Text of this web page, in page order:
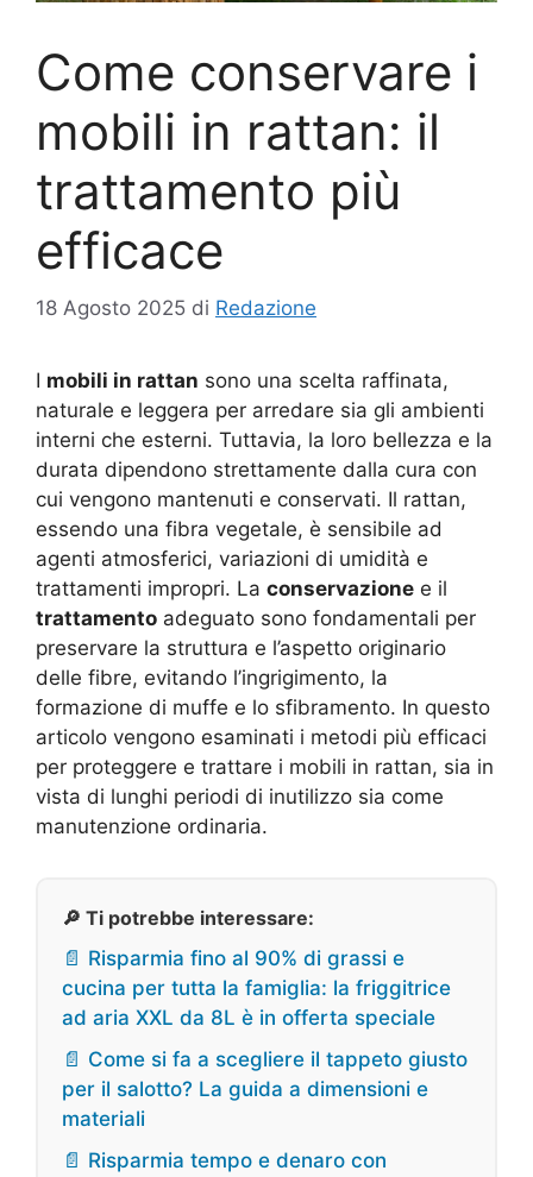
Come conservare i
mobili in rattan: il
trattamento più
efficace
18 Agosto 2025 di Redazione
I mobili in rattan sono una scelta raffinata,
naturale e leggera per arredare sia gli ambienti
interni che esterni. Tuttavia, la loro bellezza e la
durata dipendono strettamente dalla cura con
cui vengono mantenuti e conservati. Il rattan,
essendo una fibra vegetale, è sensibile ad
agenti atmosferici, variazioni di umidità e
trattamenti impropri. La conservazione e il
trattamento adeguato sono fondamentali per
preservare la struttura e l’aspetto originario
delle fibre, evitando l’ingrigimento, la
formazione di muffe e lo sfibramento. In questo
articolo vengono esaminati i metodi più efficaci
per proteggere e trattare i mobili in rattan, sia in
vista di lunghi periodi di inutilizzo sia come
manutenzione ordinaria.
🔎 Ti potrebbe interessare:
📄 Risparmia fino al 90% di grassi e
cucina per tutta la famiglia: la friggitrice
ad aria XXL da 8L è in offerta speciale
📄 Come si fa a scegliere il tappeto giusto
per il salotto? La guida a dimensioni e
materiali
📄 Risparmia tempo e denaro con